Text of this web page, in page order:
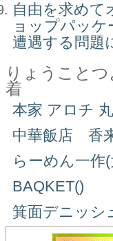
自由を求めて
ョップパッケ
遭遇する問題
りょうこと
着
本家 アロチ
中華飯店 香
らーめん一作
BAQKET()
箕面デニッシ